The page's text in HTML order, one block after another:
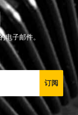
电子邮件。
订阅